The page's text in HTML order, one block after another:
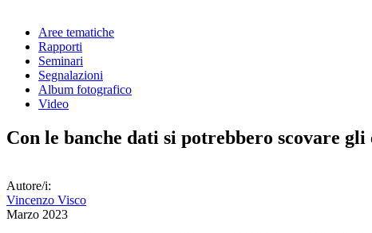
Aree tematiche
Rapporti
Seminari
Segnalazioni
Album fotografico
Video
Con le banche dati si potrebbero scovare
Autore/i:
Vincenzo Visco
Marzo 2023